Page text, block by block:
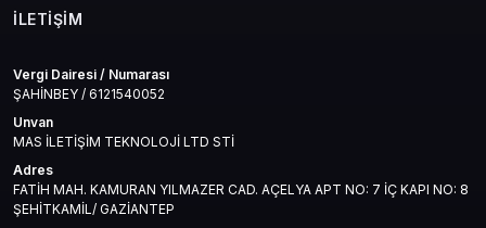
İLETIŞIM
Vergi Dairesi / Numarası
ŞAHİNBEY / 6121540052
Unvan
MAS İLETİŞİM TEKNOLOJİ LTD STİ
Adres
FATİH MAH. KAMURAN YILMAZER CAD. AÇELYA APT NO: 7 İÇ KAPI NO: 8
ŞEHİTKAMİL/ GAZİANTEP